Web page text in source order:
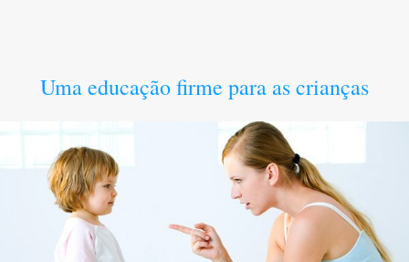
Uma educação firme para as crianças